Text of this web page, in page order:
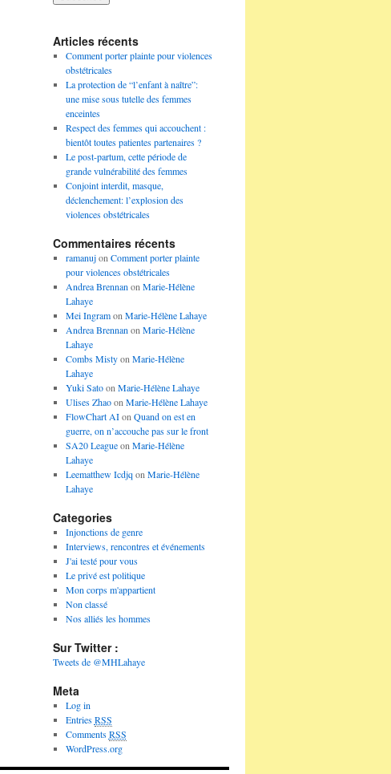
Articles récents
Comment porter plainte pour violences
obstétricales
La protection de “l’enfant à naître”:
une mise sous tutelle des femmes
enceintes
Respect des femmes qui accouchent :
bientôt toutes patientes partenaires ?
Le post-partum, cette période de
grande vulnérabilité des femmes
Conjoint interdit, masque,
déclenchement: l’explosion des
violences obstétricales
Commentaires récents
ramanujon Comment porter plainte
pour violences obstétricales
Andrea Brennan on Marie-Hélène
Lahaye
Mei Ingramon Marie-Hélène Lahaye
Andrea Brennan on Marie-Hélène
Lahaye
Combs Mistyon Marie-Hélène
Lahaye
Yuki Satoon Marie-Hélène Lahaye
Ulises Zhaoon Marie-Hélène Lahaye
FlowChart AIon Quand on est en
guerre, on n’accouche pas sur le front
SA20 Leagueon Marie-Hélène
Lahaye
Leematthew Icdjq on Marie-Hélène
Lahaye
Categories
Injonctions de genre
Interviews, rencontres et événements
J'ai testé pour vous
Le privé est politique
Mon corps m'appartient
Non classé
Nos alliés les hommes
Sur Twitter :
Tweets de @MHLahaye
Meta
Log in
EntriesRSS
CommentsRSS
WordPress.org